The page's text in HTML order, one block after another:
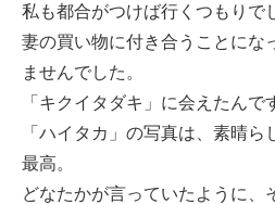
私も都合がつけば行くつもりで
妻の買い物に付き合うことにな
ませんでした。
「キクイタダキ」に会えたんで
「ハイタカ」の写真は、素晴ら
最高。
どなたかが言っていたように、